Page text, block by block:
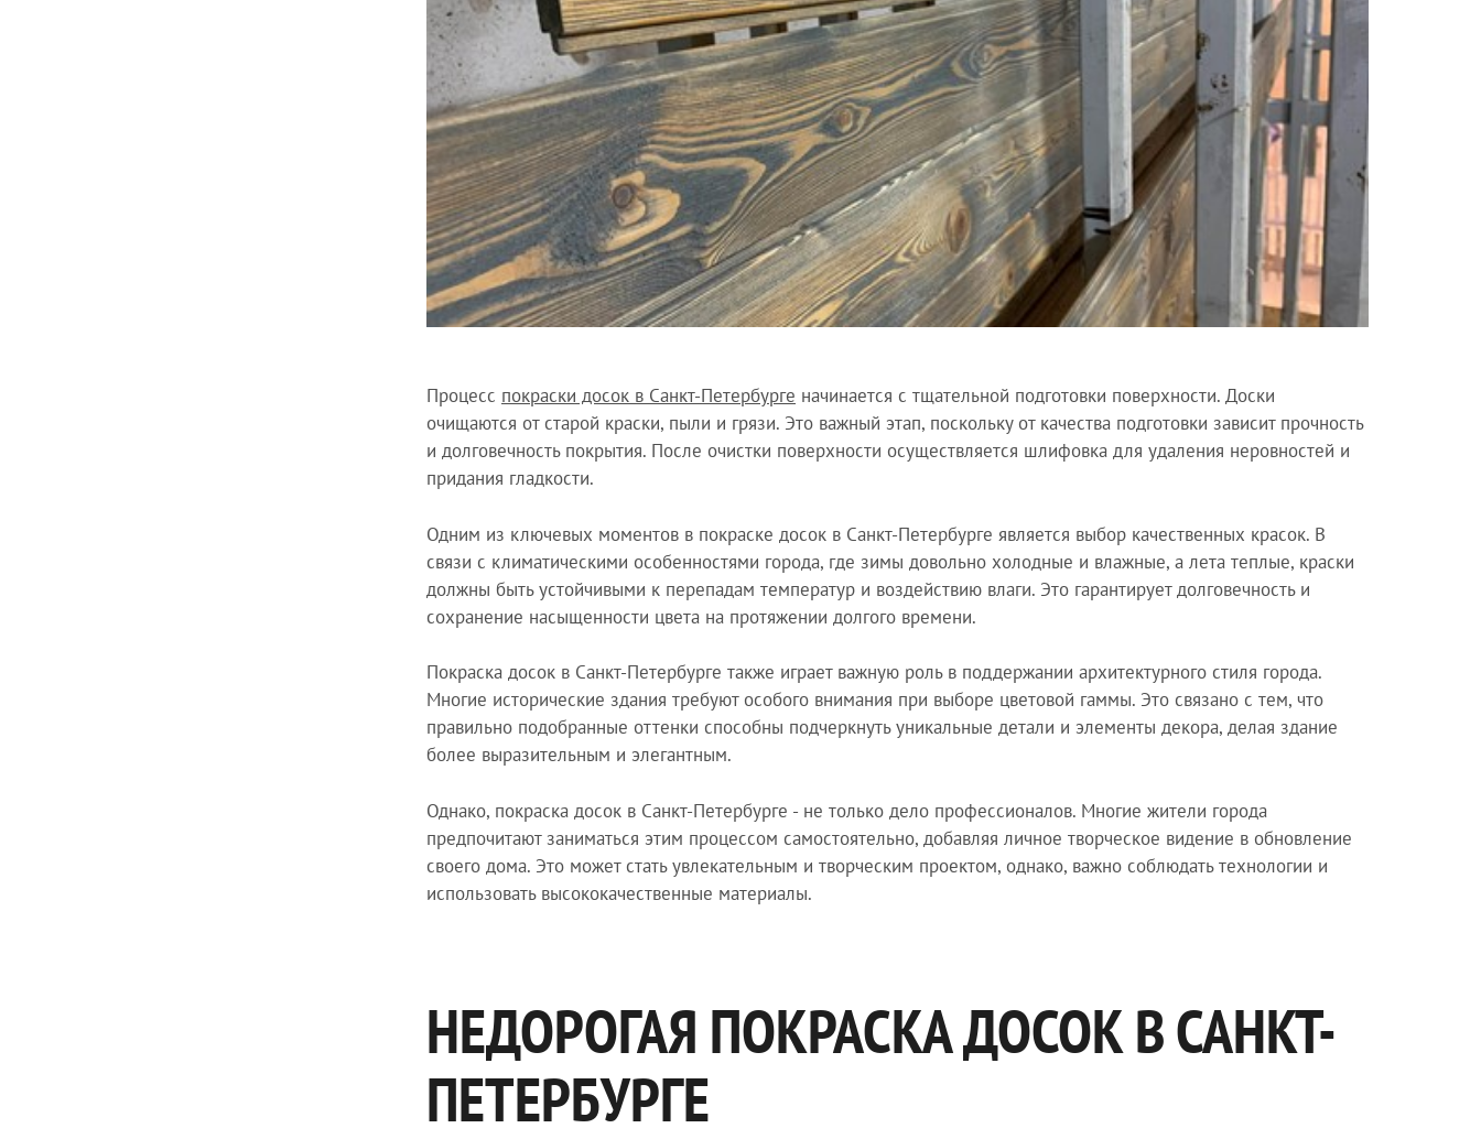
Процесс покраски досок в Санкт-Петербурге начинается с тщательной подготовки поверхности. Доски
очищаются от старой краски, пыли и грязи. Это важный этап, поскольку от качества подготовки зависит прочность
и долговечность покрытия. После очистки поверхности осуществляется шлифовка для удаления неровностей и
придания гладкости.
Одним из ключевых моментов в покраске досок в Санкт-Петербурге является выбор качественных красок. В
связи с климатическими особенностями города, где зимы довольно холодные и влажные, а лета теплые, краски
должны быть устойчивыми к перепадам температур и воздействию влаги. Это гарантирует долговечность и
сохранение насыщенности цвета на протяжении долгого времени.
Покраска досок в Санкт-Петербурге также играет важную роль в поддержании архитектурного стиля города.
Многие исторические здания требуют особого внимания при выборе цветовой гаммы. Это связано с тем, что
правильно подобранные оттенки способны подчеркнуть уникальные детали и элементы декора, делая здание
более выразительным и элегантным.
Однако, покраска досок в Санкт-Петербурге - не только дело профессионалов. Многие жители города
предпочитают заниматься этим процессом самостоятельно, добавляя личное творческое видение в обновление
своего дома. Это может стать увлекательным и творческим проектом, однако, важно соблюдать технологии и
использовать высококачественные материалы.
НЕДОРОГАЯ ПОКРАСКА ДОСОК В САНКТ-
ПЕТЕРБУРГЕ